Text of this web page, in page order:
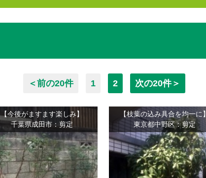
＜前の20件 1 2 次の20件＞
【今後がますます楽しみ】
千葉県成田市：剪定
【枝葉の込み具合を均一に】
東京都中野区：剪定